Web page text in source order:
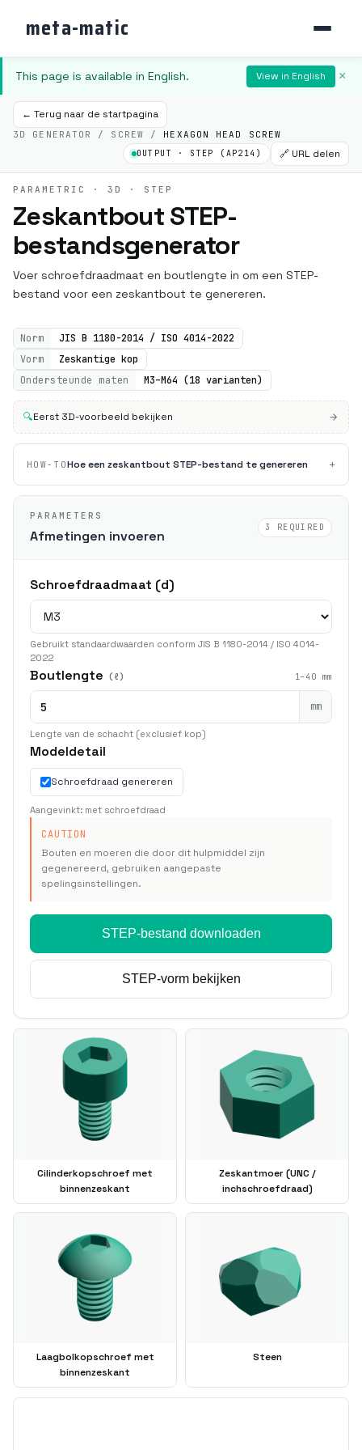
meta-matic
This page is available in English. View in English ×
← Terug naar de startpagina
3D GENERATOR / SCREW / HEXAGON HEAD SCREW
OUTPUT · STEP (AP214) 🔗 URL delen
PARAMETRIC · 3D · STEP
Zeskantbout STEP-
bestandsgenerator
Voer schroefdraadmaat en boutlengte in om een STEP-
bestand voor een zeskantbout te genereren.
Norm
JIS B 1180-2014 / ISO 4014-2022
Vorm
Zeskantige kop
Ondersteunde maten
M3–M64 (18 varianten)
🔍Eerst 3D-voorbeeld bekijken
HOW-TOHoe een zeskantbout STEP-bestand te genereren +
PARAMETERS
Afmetingen invoeren
3 REQUIRED
Schroefdraadmaat (d)
Gebruikt standaardwaarden conform JIS B 1180-2014 / ISO 4014-
2022
Boutlengte (ℓ) 1–40 mm
mm
Lengte van de schacht (exclusief kop)
Modeldetail
Schroefdraad genereren
Aangevinkt: met schroefdraad
CAUTION
Bouten en moeren die door dit hulpmiddel zijn
gegenereerd, gebruiken aangepaste
spelingsinstellingen.
STEP-bestand downloaden
STEP-vorm bekijken
Cilinderkopschroef met
binnenzeskant
Zeskantmoer (UNC /
inchschroefdraad)
Laagbolkopschroef met
binnenzeskant
Steen